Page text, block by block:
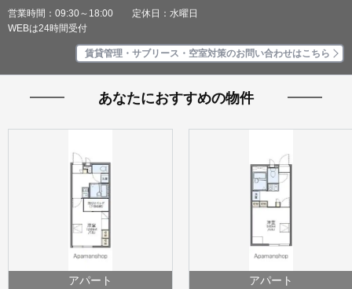
営業時間：09:30～18:00 定休日：水曜日
WEBは24時間受付
賃貸管理・サブリース・空室対策のお問い合わせはこちら
あなたにおすすめの物件
アパート アパート